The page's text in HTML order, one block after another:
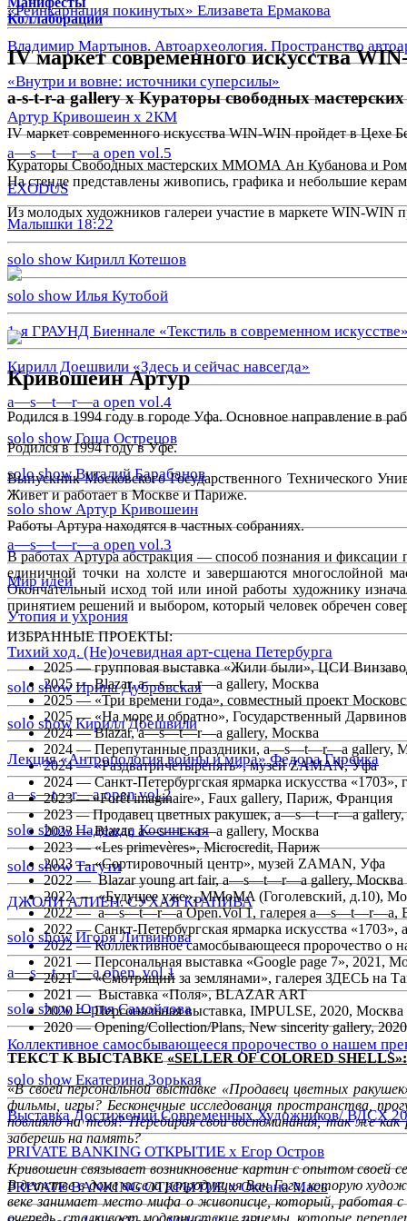
«Реинкарнация покинутых» Елизавета Ермакова
Владимир Мартынов. Автоархеология. Пространство
«Внутри и вовне: источники суперсилы»
Артур Кривошеин х 2КМ
a—s—t—r—a open vol.5
EXODUS
Малышки 18:22
solo show Кирилл Котешов
solo show Илья Кутобой
1-я ГРАУНД Биеннале «Текстиль в современном искусстве»
Кирилл Доешвили «Здесь и сейчас навсегда»
a—s—t—r—a open vol.4
solo show Гоша Острецов
solo show Виталий Барабанов
solo show Артур Кривошеин
a—s—t—r—a open vol.3
Мир идей
Утопия и ухрония
Тихий ход. (Не)очевидная арт-сцена Петербурга
solo show Ирина Дубровская
solo show Кирилл Доешвили
Лекция «Антропология войны и мира» Федора Гиренка
a—s—t—r—a open vol.2
solo show Надежда Косинская
solo show Тагути
ДЖОЛИ АЛИЕН. СУХАЯ КРАПИВА
solo show Игоря Литвинова
a—s—t—r—a open. vol 1
solo show Юрия Самойлова
Коллективное самосбывающееся пророчество о нашем
solo show Екатерина Зорькая
Выставка Достижений Современных Художников/ ВДСХ
PRIVATE BANKING ОТКРЫТИЕ х Егор Остров
PRIVATE BANKING ОТКРЫТИЕ х Оксана Мась
Коллаборации
IV маркет современного искусства
a-s-t-r-a gallery x Кураторы свободных
IV маркет современного искусства WIN-WIN пройдет в
Кураторы Свободных мастерских ММОМА Ан Кубанова и Роман
На стенде представлены живопись, графика и небольшие
Из молодых художников галереи участие в маркете WIN-
Кривошеин Артур
Родился в 1994 году в городе Уфа. Основное направление в
Родился в 1994 году в Уфе.
Выпускник Московского Государственного Технического
Живет и работает в Москве и Париже.
Работы Артура находятся в частных собраниях.
В работах Артура абстракция — способ познания и
единичной точки на холсте и завершаются многослойной
Окончательный исход той или иной работы художнику
принятием решений и выбором, который человек обречен
ИЗБРАННЫЕ ПРОЕКТЫ:
2025 — групповая выставка «Жили были», ЦСИ
2025 — Blazar, a—s—t—r—a gallery, Москва
2025 — «Три времени года», совместный проект
2025 — «На море и обратно», Государственный
2024 — Blazar, a—s—t—r—a gallery, Москва
2024 — Перепутанные праздники, a—s—t—r—a gallery,
2024 — «Раздватричетырепять», музей ZAMAN, Уфа
2024 — Санкт-Петербургская ярмарка искусства
2023—«Forêt imaginaire», Faux gallery, Париж, Франция
2023—Продавец цветных ракушек, a—s—t—r—a gallery,
2023 — Blazar, a—s—t—r—a gallery, Москва
2023 — «Les primevères», Microcredit, Париж
2023 — «Сортировочный центр», музей ZAMAN, Уфа
2022 —Blazar young art fair, a—s—t—r—a gallery, Москва
2022 — «Будущее уже», MMоMA (Гоголевский, д.10),
2022 —a—s—t—r—aOpen.Vol 1, галерея a—s—t—r—a,
2022 — Санкт-Петербургская ярмарка искусства
2022 — Коллективное самосбывающееся пророчество
2021 — Персональная выставка «Google page 7», 2021,
2021 — «Смотрящий за землянами», галерея ЗДЕСЬ на
2021 —Выставка «Поля», BLAZAR ART
2020 — Персональная выставка, IMPULSE, 2020, Москва
2020 — Opening/Collection/Plans, New sincerity gallery,
ТЕКСТ К ВЫСТАВКЕ «SELLER OF COLORED SHELLS»:
«В своей персональной выставке «Продавец цветных
фильмы, игры? Бесконечные исследования пространства,
повлияло на тебя? Перебирая свои воспоминания, так же
заберешь на память?
Кривошеин связывает возникновение картин с опытом своей
В детстве в доме висела репродукция Ван Гога, которую
веке занимает место мифа о живописце, который, работая
очередь, сталкивает модернистские приемы, которые